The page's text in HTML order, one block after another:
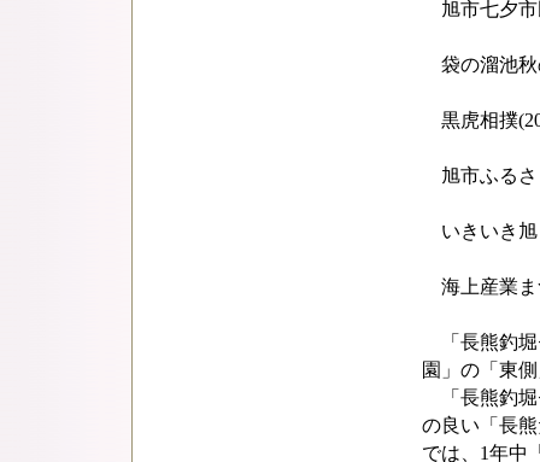
旭市七夕市
袋の溜池秋
黒虎相撲
旭市ふるさ
いきいき旭
海上産業ま
「長熊釣堀
園」の「東
「長熊釣堀
の良い「長
では、1年中